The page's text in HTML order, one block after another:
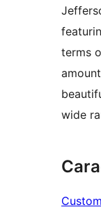
terms
wide